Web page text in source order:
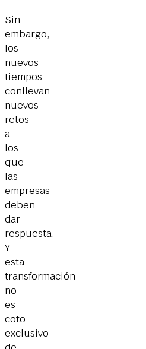
Sin
embargo,
los
nuevos
tiempos
conllevan
nuevos
retos
a
los
que
las
empresas
deben
dar
respuesta.
Y
esta
transformación
no
es
coto
exclusivo